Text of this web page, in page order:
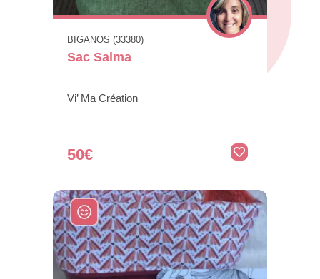
BIGANOS (33380)
Sac Salma
Vi’ Ma Création
50€